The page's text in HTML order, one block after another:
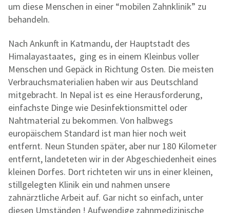
um diese Menschen in einer “mobilen Zahnklinik” zu
behandeln.
Nach Ankunft in Katmandu, der Hauptstadt des
Himalayastaates, ging es in einem Kleinbus voller
Menschen und Gepäck in Richtung Osten. Die meisten
Verbrauchsmaterialien haben wir aus Deutschland
mitgebracht. In Nepal ist es eine Herausforderung,
einfachste Dinge wie Desinfektionsmittel oder
Nahtmaterial zu bekommen. Von halbwegs
europäischem Standard ist man hier noch weit
entfernt. Neun Stunden später, aber nur 180 Kilometer
entfernt, landeteten wir in der Abgeschiedenheit eines
kleinen Dorfes. Dort richteten wir uns in einer kleinen,
stillgelegten Klinik ein und nahmen unsere
zahnärztliche Arbeit auf. Gar nicht so einfach, unter
diesen Umständen ! Aufwendige zahnmedizinische